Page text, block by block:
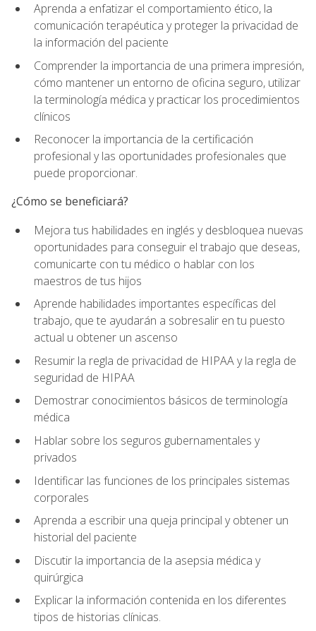
Aprenda a enfatizar el comportamiento ético, la
comunicación terapéutica y proteger la privacidad de
la información del paciente
Comprender la importancia de una primera impresión,
cómo mantener un entorno de oficina seguro, utilizar
la terminología médica y practicar los procedimientos
clínicos
Reconocer la importancia de la certificación
profesional y las oportunidades profesionales que
puede proporcionar.
¿Cómo se beneficiará?
Mejora tus habilidades en inglés y desbloquea nuevas
oportunidades para conseguir el trabajo que deseas,
comunicarte con tu médico o hablar con los
maestros de tus hijos
Aprende habilidades importantes específicas del
trabajo, que te ayudarán a sobresalir en tu puesto
actual u obtener un ascenso
Resumir la regla de privacidad de HIPAA y la regla de
seguridad de HIPAA
Demostrar conocimientos básicos de terminología
médica
Hablar sobre los seguros gubernamentales y
privados
Identificar las funciones de los principales sistemas
corporales
Aprenda a escribir una queja principal y obtener un
historial del paciente
Discutir la importancia de la asepsia médica y
quirúrgica
Explicar la información contenida en los diferentes
tipos de historias clínicas.